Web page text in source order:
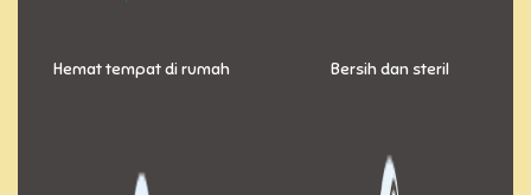
Hemat tempat di rumah Bersih dan steril